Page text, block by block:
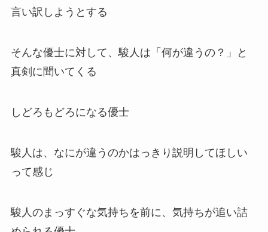
言い訳しようとする
そんな優士に対して、駿人は「何が違うの？」と
真剣に聞いてくる
しどろもどろになる優士
駿人は、なにが違うのかはっきり説明してほしい
って感じ
駿人のまっすぐな気持ちを前に、気持ちが追い詰